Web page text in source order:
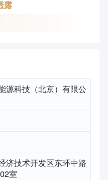
露
源科技（北京）有限公
济技术开发区东环中路
室